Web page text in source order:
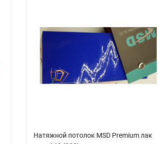
Натяжной потолок MSD Premium лак